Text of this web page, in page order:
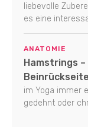
liebevolle
es eine
ANATOMIE
Hamstrings
im Yoga immer
gedehnt oder